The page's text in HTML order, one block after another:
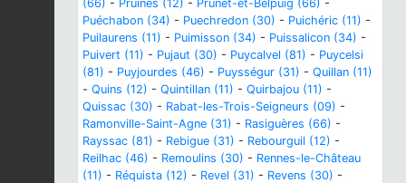
(66) - Pruines (12) - Prunet-et-Belpuig (66) -
Puéchabon (34) - Puechredon (30) - Puichéric (11) -
Puilaurens (11) - Puimisson (34) - Puissalicon (34) -
Puivert (11) - Pujaut (30) - Puycalvel (81) - Puycelsi
(81) - Puyjourdes (46) - Puysségur (31) - Quillan (11)
- Quins (12) - Quintillan (11) - Quirbajou (11) -
Quissac (30) - Rabat-les-Trois-Seigneurs (09) -
Ramonville-Saint-Agne (31) - Rasiguères (66) -
Rayssac (81) - Rebigue (31) - Rebourguil (12) -
Reilhac (46) - Remoulins (30) - Rennes-le-Château
(11) - Réquista (12) - Revel (31) - Revens (30) -